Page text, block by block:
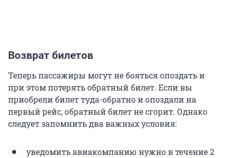
Возврат билетов
Теперь пассажиры могут не бояться опоздать и
при этом потерять обратный билет. Если вы
приобрели билет туда-обратно и опоздали на
первый рейс, обратный билет не сгорит. Однако
следует запомнить два важных условия:
уведомить авиакомпанию нужно в течение 2